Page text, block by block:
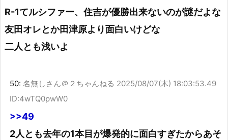
R-1てルシファー、住吉が優勝出来ないのが謎だよな
友田オレとか田津原より面白いけどな
二人とも浅いよ
50: 名無しさん＠２ちゃんねる 2025/08/07(木) 18:03:53.49
ID:4wTQ0pwW0
>>49
2人とも去年の1本目が爆発的に面白すぎたからあそ